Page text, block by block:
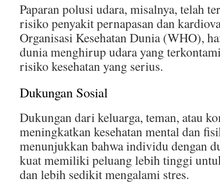
Paparan polusi udara, misalnya, telah
risiko penyakit pernapasan dan
Organisasi Kesehatan Dunia (WHO),
dunia menghirup udara yang
risiko kesehatan yang serius.
Dukungan Sosial
Dukungan dari keluarga, teman, atau
meningkatkan kesehatan mental dan
menunjukkan bahwa individu dengan
kuat memiliki peluang lebih tinggi
dan lebih sedikit mengalami stres.